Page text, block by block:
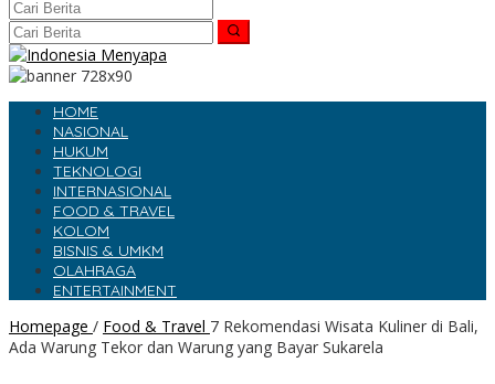
HOME
NASIONAL
HUKUM
TEKNOLOGI
INTERNASIONAL
FOOD & TRAVEL
KOLOM
BISNIS & UMKM
OLAHRAGA
ENTERTAINMENT
Homepage / Food & Travel 7 Rekomendasi Wisata Kuliner di Bali,
Ada Warung Tekor dan Warung yang Bayar Sukarela